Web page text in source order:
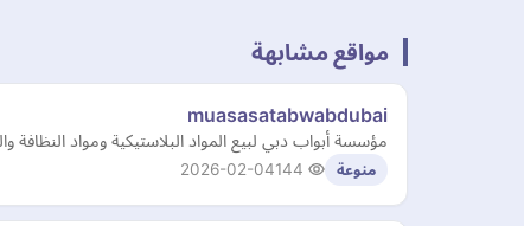
مواقع مشابهة
muasasatabwabdubai
مؤسسة أبواب دبي لبيع المواد البلاستيكية ومواد النظافة والعطور والمبيدات منذ 25 عاماً نسعى لخدمتكم وتلبية جميع
منوعة 2026-02-04